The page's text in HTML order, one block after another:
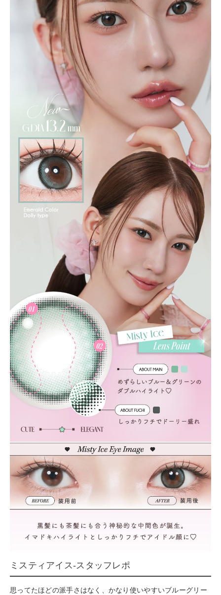
ミスティアイス-スタッフレポ
思ってたほどの派手さはなく、かなり使いやすいブルーグリー